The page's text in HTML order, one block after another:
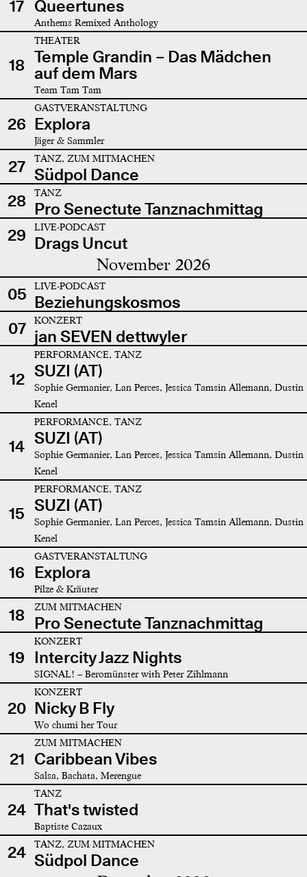
17 Queertunes
Anthems Remixed Anthology
18
THEATER
Temple Grandin – Das Mädchen
auf dem Mars
Team Tam Tam
26
GASTVERANSTALTUNG
Explora
Jäger & Sammler
27 TANZ, ZUM MITMACHEN
Südpol Dance
28
TANZ
Pro Senectute Tanznachmittag
29
LIVE-PODCAST
Drags Uncut
November 2026
05 LIVE-PODCAST
Beziehungskosmos
07
KONZERT
jan SEVEN dettwyler
12
PERFORMANCE, TANZ
SUZI (AT)
Sophie Germanier, Lan Perces, Jessica Tamsin Allemann, Dustin
Kenel
14
PERFORMANCE, TANZ
SUZI (AT)
Sophie Germanier, Lan Perces, Jessica Tamsin Allemann, Dustin
Kenel
15
PERFORMANCE, TANZ
SUZI (AT)
Sophie Germanier, Lan Perces, Jessica Tamsin Allemann, Dustin
Kenel
16
GASTVERANSTALTUNG
Explora
Pilze & Kräuter
18 ZUM MITMACHEN
Pro Senectute Tanznachmittag
19
KONZERT
Intercity Jazz Nights
SIGNAL! – Beromünster with Peter Zihlmann
20
KONZERT
Nicky B Fly
Wo chumi her Tour
21
ZUM MITMACHEN
Caribbean Vibes
Salsa, Bachata, Merengue
24
TANZ
That's twisted
Baptiste Cazaux
24 TANZ, ZUM MITMACHEN
Südpol Dance